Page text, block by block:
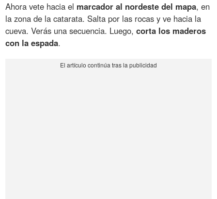
Ahora vete hacia el marcador al nordeste del mapa, en
la zona de la catarata. Salta por las rocas y ve hacia la
cueva. Verás una secuencia. Luego,corta los maderos
con la espada.